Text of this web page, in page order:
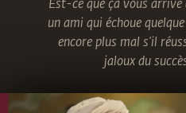
un ami qui échoue
encore plus mal s'il
jaloux du